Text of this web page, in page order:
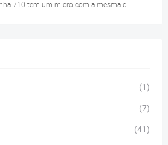
710 tem um micro com a mesma d...
(1)
(7)
(41)